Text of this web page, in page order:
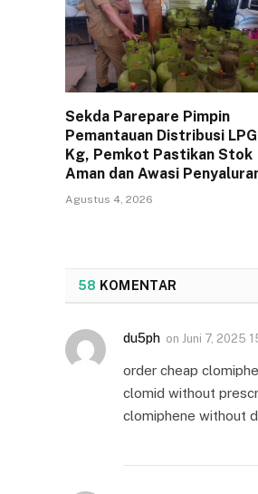
Sekda Parepare Pimpin
Pemantauan Distribusi
Kg, Pemkot Pastikan Stok
Aman dan Awasi
Agustus 4, 2026
58 KOMENTAR
du5ph on Juni 7, 2025
order cheap
clomid without
clomiphene without